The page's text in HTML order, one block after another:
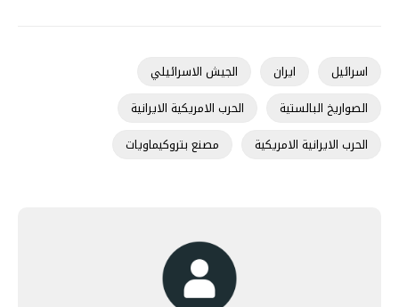
اسرائيل ايران
الجيش الاسرائيلي
الصواريخ البالستية
الحرب الامريكية الايرانية
الحرب الايرانية الامريكية
مصنع بتروكيماويات